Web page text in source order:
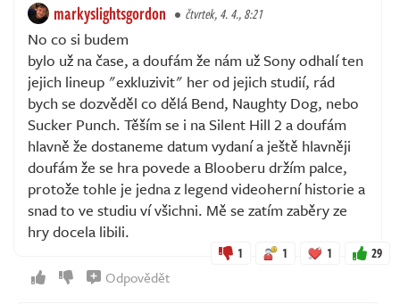
markyslightsgordon čtvrtek, 4. 4., 8:21
No co si budem
bylo už na čase, a doufám že nám už Sony odhalí ten
jejich lineup "exkluzivit" her od jejich studií, rád
bych se dozvěděl co dělá Bend, Naughty Dog, nebo
Sucker Punch. Těším se i na Silent Hill 2 a doufám
hlavně že dostaneme datum vydaní a ještě hlavněji
doufám že se hra povede a Blooberu držím palce,
protože tohle je jedna z legend videoherní historie a
snad to ve studiu ví všichni. Mě se zatím zaběry ze
hry docela libili.
1 1 1 29
Odpovědět